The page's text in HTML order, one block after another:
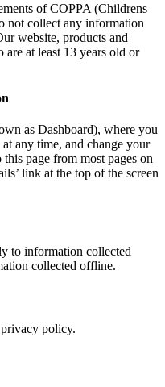
of COPPA (Childrens
not collect any information
website, products and
are at least 13 years old or
as Dashboard), where you
any time, and change your
page from most pages on
link at the top of the screen
to information collected
collected offline.
policy.